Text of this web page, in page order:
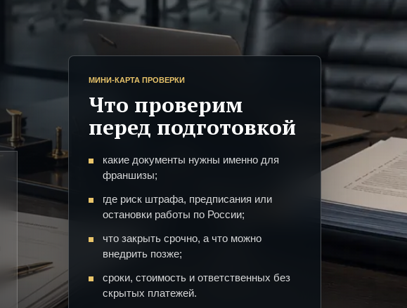
МИНИ-КАРТА ПРОВЕРКИ
Что проверим
перед подготовкой
какие документы нужны именно для
франшизы;
где риск штрафа, предписания или
остановки работы по России;
что закрыть срочно, а что можно
внедрить позже;
сроки, стоимость и ответственных без
скрытых платежей.